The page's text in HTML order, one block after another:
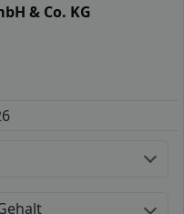
& Co. KG